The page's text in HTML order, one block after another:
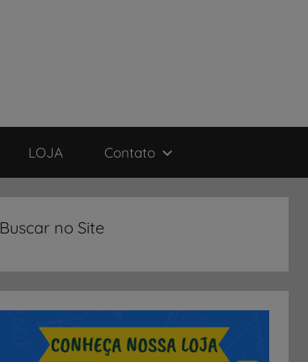
LOJA Contato
Buscar no Site